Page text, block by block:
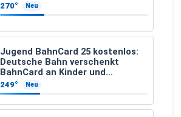
270° Neu
Jugend BahnCard 25 kostenlos:
Deutsche Bahn verschenkt
BahnCard an Kinder und
Jugendliche
249° Neu